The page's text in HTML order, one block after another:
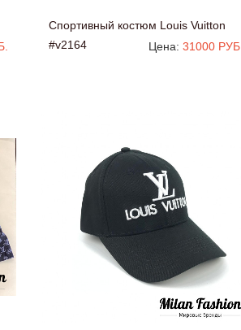
Спортивный костюм Louis Vuitton
#v2164
Цена: 31000 РУБ.